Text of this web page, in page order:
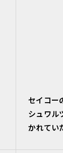
セイコー
シュワル
かれてい